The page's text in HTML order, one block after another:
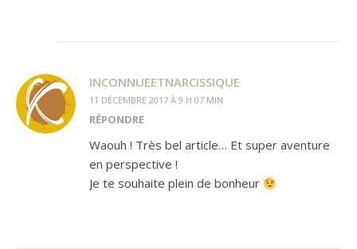
INCONNUEETNARCISSIQUE
11 DÉCEMBRE 2017 À 9 H 07 MIN
RÉPONDRE
Waouh ! Très bel article… Et super aventure
en perspective !
Je te souhaite plein de bonheur